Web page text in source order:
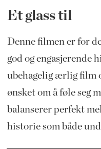
Et glass til
Denne filmen er for
god og engasjerende
ubehagelig ærlig film
ønsket om å føle seg
balanserer perfekt
historie som både